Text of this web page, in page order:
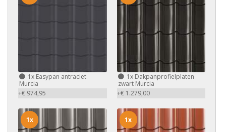
1x Easypan antraciet
Murcia
+€ 974,95
1xDakpanprofielplaten
zwart Murcia
+€ 1.279,00
1x 1x